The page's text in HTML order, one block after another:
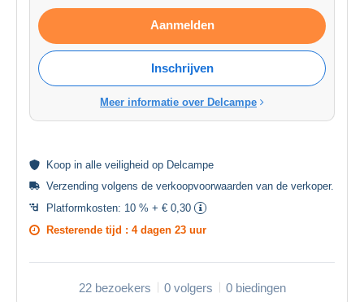
Aanmelden
Inschrijven
Meer informatie over Delcampe
Koop in alle veiligheid op Delcampe
Verzending volgens de verkoopvoorwaarden van de verkoper.
Platformkosten: 10 % + € 0,30
Resterende tijd : 4 dagen 23 uur
22 bezoekers 0 volgers 0 biedingen